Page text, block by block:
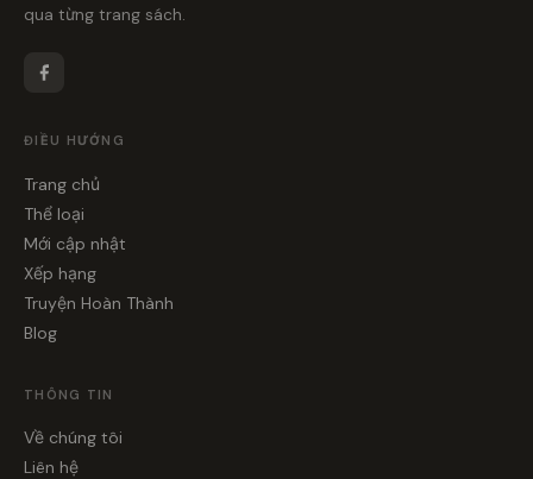
qua từng trang sách.
ĐIỀU HƯỚNG
Trang chủ
Thể loại
Mới cập nhật
Xếp hạng
Truyện Hoàn Thành
Blog
THÔNG TIN
Về chúng tôi
Liên hệ